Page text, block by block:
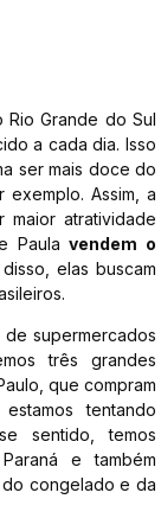
Grande do Sul
a cada dia. Isso
ser mais doce do
Assim, a
atratividade
e Paulavendem o
elas buscam
supermercados
três grandes
que compram
tentando
sentido, temos
e também
congelado e da